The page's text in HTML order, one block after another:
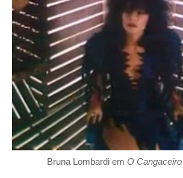
Bruna Lombardi em O